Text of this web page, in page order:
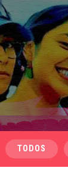
TODOS